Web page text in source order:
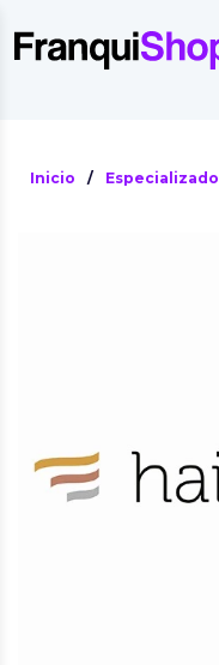
Inicio / Especializado